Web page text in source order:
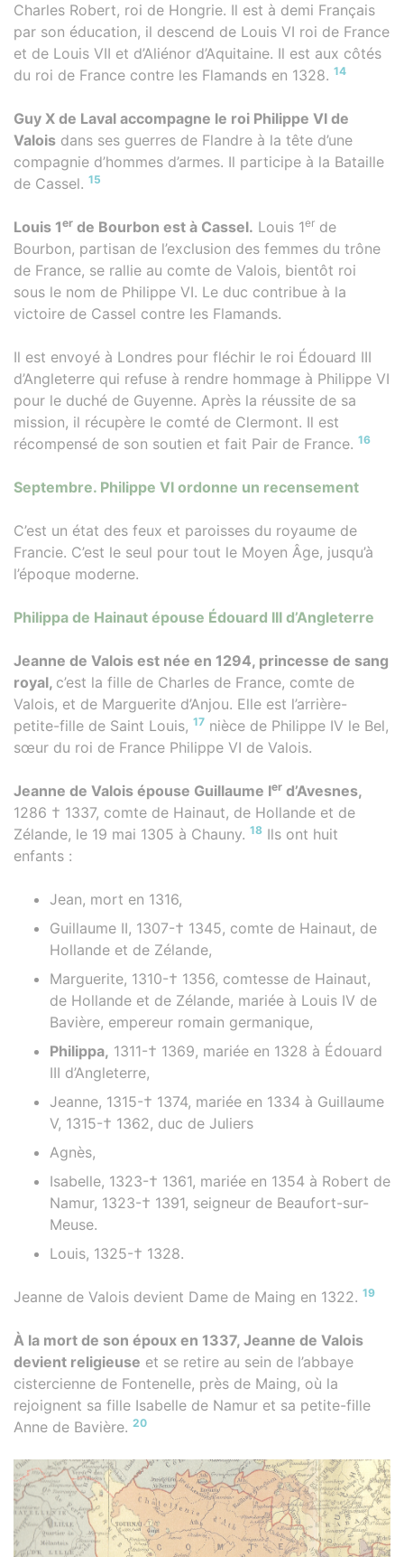
Charles Robert, roi de Hongrie. Il est à demi Français
par son éducation, il descend de Louis VI roi de France
et de Louis VII et d’Aliénor d’Aquitaine. Il est aux côtés
du roi de France contre les Flamands en 1328. 14
Guy X de Laval accompagne le roi Philippe VI de
Valois dans ses guerres de Flandre à la tête d’une
compagnie d’hommes d’armes. Il participe à la Bataille
de Cassel. 15
Louis 1er de Bourbon est à Cassel. Louis 1er de
Bourbon, partisan de l’exclusion des femmes du trône
de France, se rallie au comte de Valois, bientôt roi
sous le nom de Philippe VI. Le duc contribue à la
victoire de Cassel contre les Flamands.
Il est envoyé à Londres pour fléchir le roi Édouard III
d’Angleterre qui refuse à rendre hommage à Philippe VI
pour le duché de Guyenne. Après la réussite de sa
mission, il récupère le comté de Clermont. Il est
récompensé de son soutien et fait Pair de France. 16
Septembre. Philippe VI ordonne un recensement
C’est un état des feux et paroisses du royaume de
Francie. C’est le seul pour tout le Moyen Âge, jusqu’à
l’époque moderne.
Philippa de Hainaut épouse Édouard III d’Angleterre
Jeanne de Valois est née en 1294, princesse de sang
royal, c’est la fille de Charles de France, comte de
Valois, et de Marguerite d’Anjou. Elle est l’arrière-
petite-fille de Saint Louis, 17 nièce de Philippe IV le Bel,
sœur du roi de France Philippe VI de Valois.
Jeanne de Valois épouse Guillaume Ier d’Avesnes,
1286 † 1337, comte de Hainaut, de Hollande et de
Zélande, le 19 mai 1305 à Chauny. 18 Ils ont huit
enfants :
Jean, mort en 1316,
Guillaume II, 1307-† 1345, comte de Hainaut, de
Hollande et de Zélande,
Marguerite, 1310-† 1356, comtesse de Hainaut,
de Hollande et de Zélande, mariée à Louis IV de
Bavière, empereur romain germanique,
Philippa, 1311-† 1369, mariée en 1328 à Édouard
III d’Angleterre,
Jeanne, 1315-† 1374, mariée en 1334 à Guillaume
V, 1315-† 1362, duc de Juliers
Agnès,
Isabelle, 1323-† 1361, mariée en 1354 à Robert de
Namur, 1323-† 1391, seigneur de Beaufort-sur-
Meuse.
Louis, 1325-† 1328.
Jeanne de Valois devient Dame de Maing en 1322. 19
À la mort de son époux en 1337, Jeanne de Valois
devient religieuse et se retire au sein de l’abbaye
cistercienne de Fontenelle, près de Maing, où la
rejoignent sa fille Isabelle de Namur et sa petite-fille
Anne de Bavière. 20